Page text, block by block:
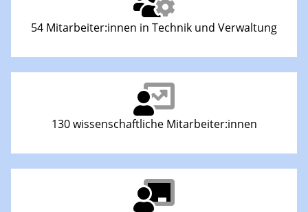
54 Mitarbeiter:innen in Technik und Verwaltung
130 wissenschaftliche Mitarbeiter:innen